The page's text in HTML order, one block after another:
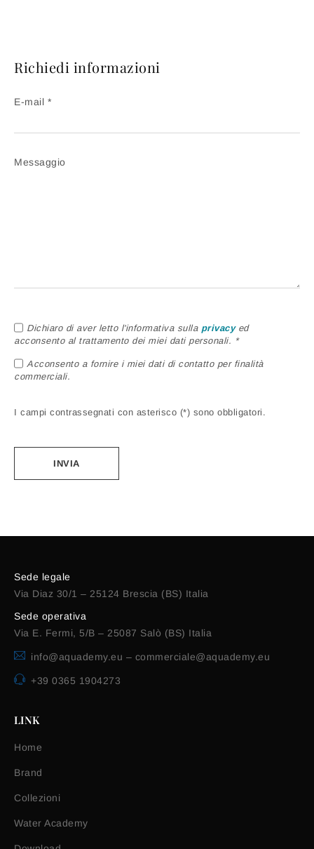
Richiedi informazioni
E-mail *
Messaggio
Dichiaro di aver letto l'informativa sulla privacyed
acconsento al trattamento dei miei dati personali. *
Acconsento a fornire i miei dati di contatto per finalità
commerciali.
I campi contrassegnati con asterisco (*) sono obbligatori.
Sede legale
Via Diaz 30/1 – 25124 Brescia (BS) Italia
Sede operativa
Via E. Fermi, 5/B – 25087 Salò (BS) Italia
info@aquademy.eu – commerciale@aquademy.eu
+39 0365 1904273
LINK
Home
Brand
Collezioni
Water Academy